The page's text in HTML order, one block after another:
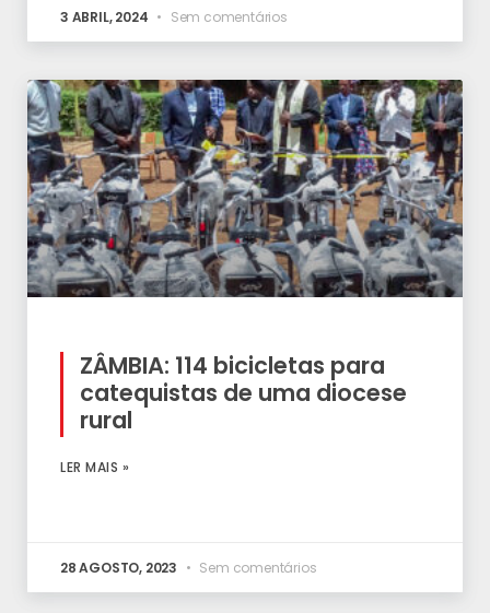
3 ABRIL, 2024 Sem comentários
ZÂMBIA: 114 bicicletas para
catequistas de uma diocese
rural
LER MAIS »
28 AGOSTO, 2023 Sem comentários